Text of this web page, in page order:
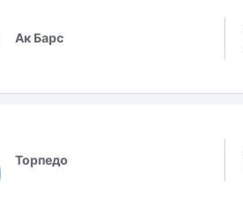
Ак Барс
Торпедо